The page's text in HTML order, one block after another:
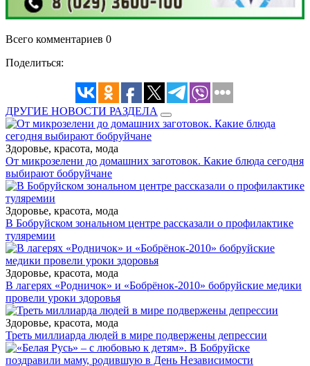
Всего комментариев 0
Поделиться:
ДРУГИЕ НОВОСТИ РАЗДЕЛА
Здоровье, красота, мода
От микрозелени до домашних заготовок. Какие блюда сегодня
выбирают бобруйчане
Здоровье, красота, мода
В Бобруйском зональном центре рассказали о профилактике
туляремии
Здоровье, красота, мода
В лагерях «Родничок» и «Бобрёнок-2010» бобруйские медики
провели уроки здоровья
Здоровье, красота, мода
Треть миллиарда людей в мире подвержены депрессии